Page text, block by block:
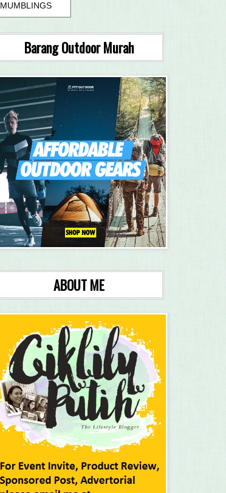
MUMBLINGS
Barang Outdoor Murah
ABOUT ME